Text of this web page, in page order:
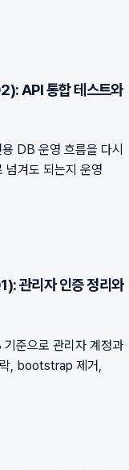
API 통합 테스트와
DB 운영 흐름을 다시
겨도 되는지 운영
리자 인증 정리와
준으로 관리자 계정과
, bootstrap 제거,